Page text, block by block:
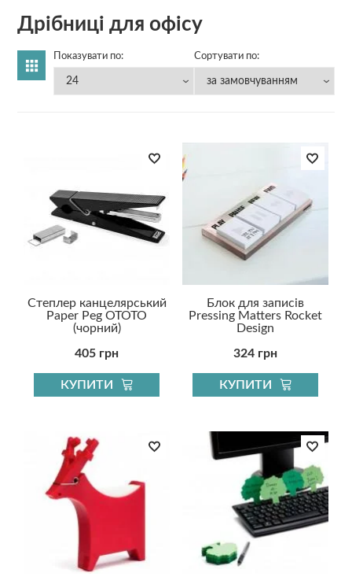
Дрібниці для офісу
Показувати по: Сортувати по:
Степлер канцелярський
Paper Peg OTOTO
(чорний)
405 грн
КУПИТИ
Блок для записів
Pressing Matters Rocket
Design
324 грн
КУПИТИ